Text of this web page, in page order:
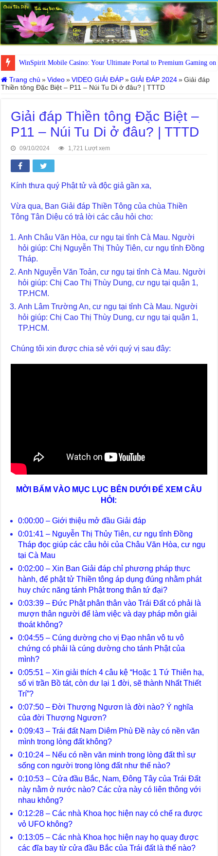
WinSpirit Mobile Casino: Your Ultimate Portal to Premium Gaming on
Trang chủ » Video » VIDEO GIẢI ĐÁP » GIẢI ĐÁP 2024 » Giải đáp
Thiền tông Đặc Biệt – P11 – Núi Tu Di ở đâu? | TTTD
Giải đáp Thiền tông Đặc Biệt –
P11 – Núi Tu Di ở đâu? | TTTD
09/10/2024 1,721 Lượt xem
Kính thưa quý Phật tử và độc giả gần xa,
Vừa qua, Ban Giải đáp Thiền Tông của chùa Thiền
Tông Tân Diệu có trả lời các câu hỏi cho:
Anh Châu Văn Hòa, cư ngụ tại tỉnh Cà Mau. Người
hỏi giúp: Chị Nguyễn Thị Thủy Tiên, cư ngụ tỉnh Đồng
Tháp.
Anh Nguyễn Văn Toản, cư ngụ tại tỉnh Cà Mau. Người
hỏi giúp: Chị Cao Thị Thùy Dung, cư ngụ tại quận 1,
TP.HCM.
Anh Lâm Trường An, cư ngụ tại tỉnh Cà Mau. Người
hỏi giúp: Chị Cao Thị Thùy Dung, cư ngụ tại quận 1,
TP.HCM.
Chúng tôi xin được chia sẻ với quý vị sau đây:
MỜI BẤM VÀO MỤC LỤC BÊN DƯỚI ĐỂ XEM CÂU
HỎI:
0:00:00 – Giới thiệu mở đầu Giải đáp
0:01:41 – Nguyễn Thị Thủy Tiên, cư ngụ tỉnh Đồng
Tháp đọc giúp các câu hỏi của Châu Văn Hòa, cư ngụ
tại Cà Mau
0:02:00 – Xin Ban Giải đáp chỉ phương pháp thực
hành, để phật tử Thiền tông áp dụng đúng nhằm phát
huy chức năng tánh Phật trong thân tứ đại?
0:03:39 – Đức Phật phân thân vào Trái Đất có phải là
mượn thân người để làm việc và dạy pháp môn giải
thoát không?
0:04:55 – Cúng dường cho vị Đạo nhân vô tu vô
chứng có phải là cúng dường cho tánh Phật của
mình?
0:05:51 – Xin giải thích 4 câu kệ “Hoặc 1 Tứ Thiên hạ,
số vi trần Bồ tát, còn dư lại 1 đời, sẽ thành Nhất Thiết
Trí”?
0:07:50 – Đời Thượng Ngươn là đời nào? Ý nghĩa
của đời Thượng Ngươn?
0:09:43 – Trái đất Nam Diêm Phù Đề này có nền văn
mình trong lòng đất không?
0:10:24 – Nếu có nền văn minh trong lòng đất thì sự
sống con người trong lòng đất như thế nào?
0:10:53 – Cửa đầu Bắc, Nam, Đông Tây của Trái Đất
này nằm ở nước nào? Các cửa này có liên thông với
nhau không?
0:12:28 – Các nhà Khoa học hiện nay có chế ra được
vỏ UFO không?
0:13:05 – Các nhà Khoa học hiện nay họ quay được
các đĩa bay từ cửa đầu Bắc của Trái đất là thế nào?